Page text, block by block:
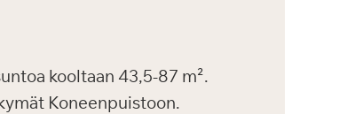
kooltaan 43,5-87 m².
Koneenpuistoon.